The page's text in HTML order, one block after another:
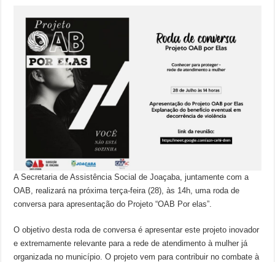
A Secretaria de Assistência Social de Joaçaba, juntamente com a
OAB, realizará na próxima terça-feira (28), às 14h, uma roda de
conversa para apresentação do Projeto “OAB Por elas”.
O objetivo desta roda de conversa é apresentar este projeto inovador
e extremamente relevante para a rede de atendimento à mulher já
organizada no município. O projeto vem para contribuir no combate à